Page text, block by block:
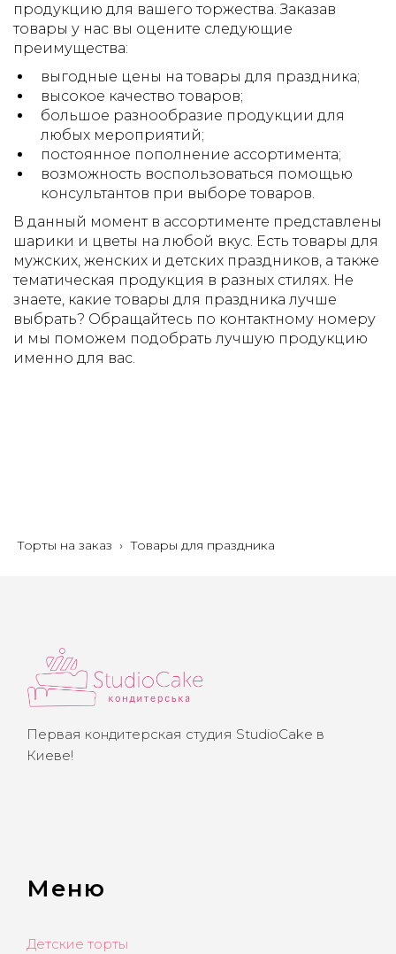
продукцию для вашего торжества. Заказав
товары у нас вы оцените следующие
преимущества:
выгодные цены на товары для праздника;
высокое качество товаров;
большое разнообразие продукции для
любых мероприятий;
постоянное пополнение ассортимента;
возможность воспользоваться помощью
консультантов при выборе товаров.
В данный момент в ассортименте представлены
шарики и цветы на любой вкус. Есть товары для
мужских, женских и детских праздников, а также
тематическая продукция в разных стилях. Не
знаете, какие товары для праздника лучше
выбрать? Обращайтесь по контактному номеру
и мы поможем подобрать лучшую продукцию
именно для вас.
Торты на заказ › Товары для праздника
Первая кондитерская студия StudioCake в
Киеве!
Меню
Детские торты